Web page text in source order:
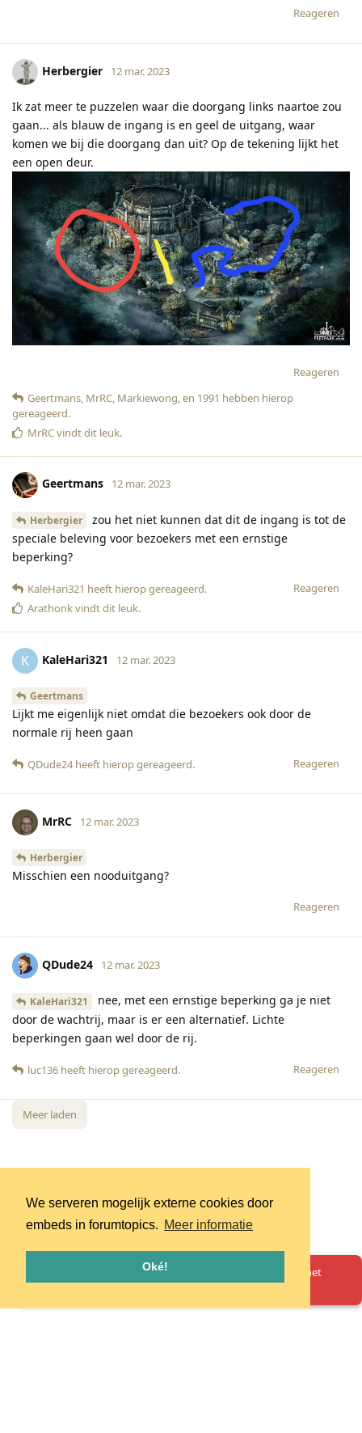
We serveren mogelijk externe cookies door
embeds in forumtopics. Meer informatie
Oké!
Reageren
Herbergier 12 mar. 2023
Ik zat meer te puzzelen waar die doorgang links naartoe zou
gaan... als blauw de ingang is en geel de uitgang, waar
komen we bij die doorgang dan uit? Op de tekening lijkt het
een open deur.
Reageren
Geertmans, MrRC, Markiewong, en 1991 hebben hierop
gereageerd.
MrRCvindt dit leuk.
Geertmans 12 mar. 2023
Herbergier
zou het niet kunnen dat dit de ingang is tot de
speciale beleving voor bezoekers met een ernstige
beperking?
Reageren
KaleHari321 heeft hierop gereageerd.
Arathonkvindt dit leuk.
K KaleHari321 12 mar. 2023
Geertmans
Lijkt me eigenlijk niet omdat die bezoekers ook door de
normale rij heen gaan
Reageren
QDude24heeft hierop gereageerd.
MrRC 12 mar. 2023
Herbergier
Misschien een nooduitgang?
Reageren
QDude24 12 mar. 2023
KaleHari321
nee, met een ernstige beperking ga je niet
door de wachtrij, maar is er een alternatief. Lichte
beperkingen gaan wel door de rij.
Reageren
luc136 heeft hierop gereageerd.
Meer laden
Oeps! Er is iets misgegaan. Herlaad de pagina en probeer het
opnieuw.